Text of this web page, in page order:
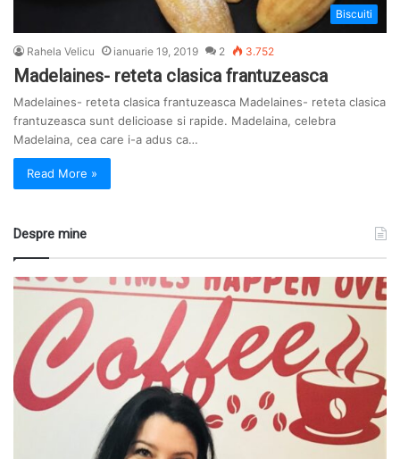
Biscuiti
Rahela Velicu ianuarie 19, 2019 2 3.752
Madelaines- reteta clasica frantuzeasca
Madelaines- reteta clasica frantuzeasca Madelaines- reteta clasica
frantuzeasca sunt delicioase si rapide. Madelaina, celebra
Madelaina, cea care i-a adus ca…
Read More »
Despre mine